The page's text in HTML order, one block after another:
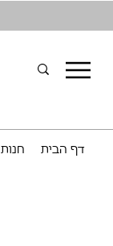
דף הבית חנות